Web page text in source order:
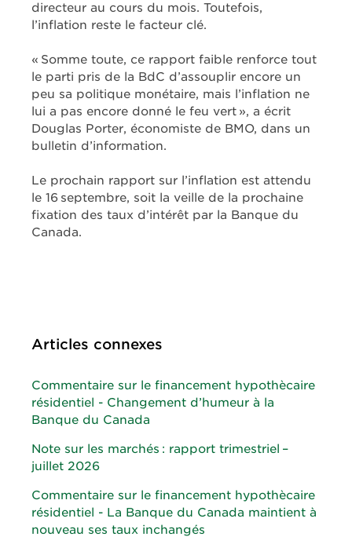
directeur au cours du mois. Toutefois,
l’inflation reste le facteur clé.
« Somme toute, ce rapport faible renforce tout
le parti pris de la BdC d’assouplir encore un
peu sa politique monétaire, mais l’inflation ne
lui a pas encore donné le feu vert », a écrit
Douglas Porter, économiste de BMO, dans un
bulletin d’information.
Le prochain rapport sur l’inflation est attendu
le 16 septembre, soit la veille de la prochaine
fixation des taux d’intérêt par la Banque du
Canada.
Articles connexes
Commentaire sur le financement hypothècaire
résidentiel - Changement d’humeur à la
Banque du Canada
Note sur les marchés : rapport trimestriel –
juillet 2026
Commentaire sur le financement hypothècaire
résidentiel - La Banque du Canada maintient à
nouveau ses taux inchangés